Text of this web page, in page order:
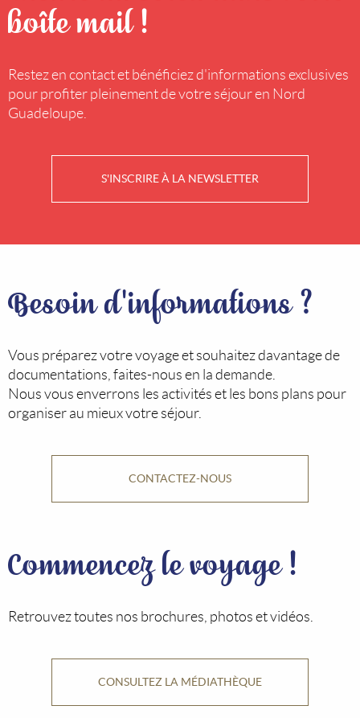
boîte mail !
Restez en contact et bénéficiez d'informations exclusives
pour profiter pleinement de votre séjour en Nord
Guadeloupe.
S'INSCRIRE À LA NEWSLETTER
Besoin d'informations ?
Vous préparez votre voyage et souhaitez davantage de
documentations, faites-nous en la demande.
Nous vous enverrons les activités et les bons plans pour
organiser au mieux votre séjour.
CONTACTEZ-NOUS
Commencez le voyage !
Retrouvez toutes nos brochures, photos et vidéos.
CONSULTEZ LA MÉDIATHÈQUE